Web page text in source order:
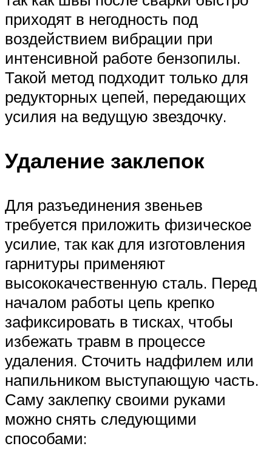
приходят в негодность под
воздействием вибрации при
интенсивной работе бензопилы.
Такой метод подходит только для
редукторных цепей, передающих
усилия на ведущую звездочку.
Удаление заклепок
Для разъединения звеньев
требуется приложить физическое
усилие, так как для изготовления
гарнитуры применяют
высококачественную сталь. Перед
началом работы цепь крепко
зафиксировать в тисках, чтобы
избежать травм в процессе
удаления. Сточить надфилем или
напильником выступающую часть.
Саму заклепку своими руками
можно снять следующими
способами: